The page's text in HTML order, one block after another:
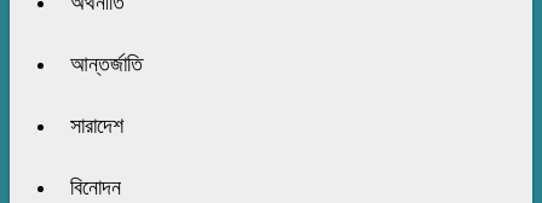
আন্তর্জাতি
সারাদেশ
বিনোদন